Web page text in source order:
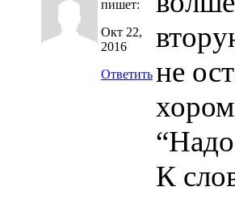
пишет:
Окт 22,
2016
Ответить не
К